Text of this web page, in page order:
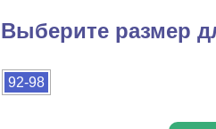
Выберите размер
92-98